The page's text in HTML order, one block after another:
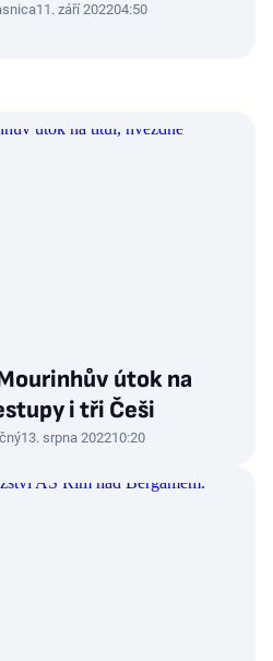
11. září 202204:50
útok na
i tři Češi
13. srpna 202210:20